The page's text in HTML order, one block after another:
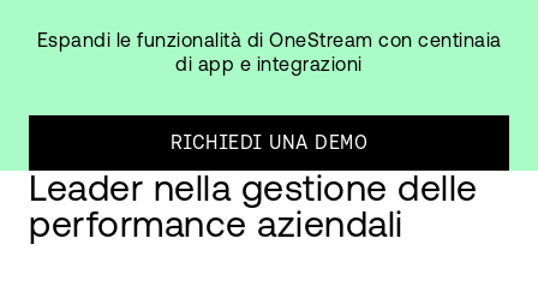
Espandi le funzionalità di OneStream con centinaia
di app e integrazioni
RICHIEDI UNA DEMO
Leader nella gestione delle
performance aziendali